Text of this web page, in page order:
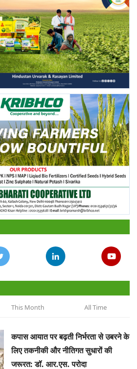
and NACOF
This Month All Time
कपास आयात पर बढ़ती निर्भरता से उबरने के
लिए तकनीकी और नीतिगत सुधारों की
जरूरत: डॉ. आर.एस. परोदा